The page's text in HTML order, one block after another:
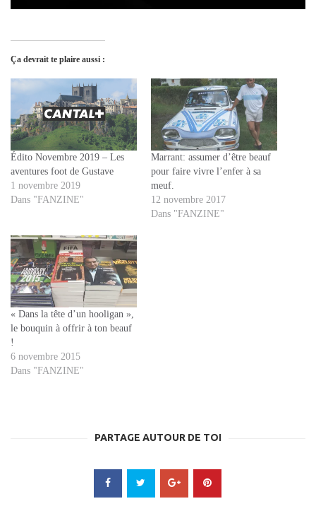
Ça devrait te plaire aussi :
Édito Novembre 2019 – Les
aventures foot de Gustave
1 novembre 2019
Dans "FANZINE"
Marrant: assumer d’être beauf
pour faire vivre l’enfer à sa
meuf.
12 novembre 2017
Dans "FANZINE"
« Dans la tête d’un hooligan »,
le bouquin à offrir à ton beauf
!
6 novembre 2015
Dans "FANZINE"
PARTAGE AUTOUR DE TOI